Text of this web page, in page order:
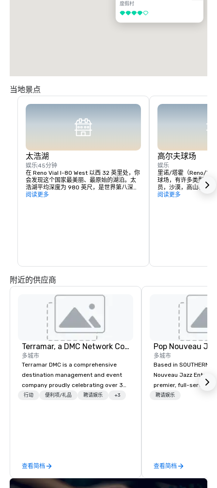
度假村
4/5
当地景点
太浩湖
娱乐45分钟
在 Reno Vial I-80 West 以西 32 英里处，你
会发现这个国家最美丽、最原始的湖泊。太
浩湖平均深度为 980 英尺，是世界第八深的
湖泊，也是美国第二深的湖泊。您可以在这
阅读更多
高尔夫球场
娱乐
里诺/塔霍（Reno/
球场，有许多类型的
员，沙漠，高山和树
其中一些课程：
阅读更多
附近的供应商
Terramar, a DMC Network Company
多城市
Terramar DMC is a comprehensive
destination management and event
company proudly celebrating over 30
years in business. Renowned for its
across 15 destinations in three
countries. With local teams deeply
行动 便利项/礼品 聘请娱乐 +3
查看简档
多城市
Based in SOUTHERN
Nouveau Jazz
premier, full-service
entertainment
enthusiasm after every
makes our approach
聘请娱乐
查看简档